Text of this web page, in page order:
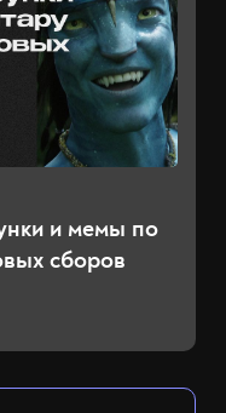
и мемы по
сборов